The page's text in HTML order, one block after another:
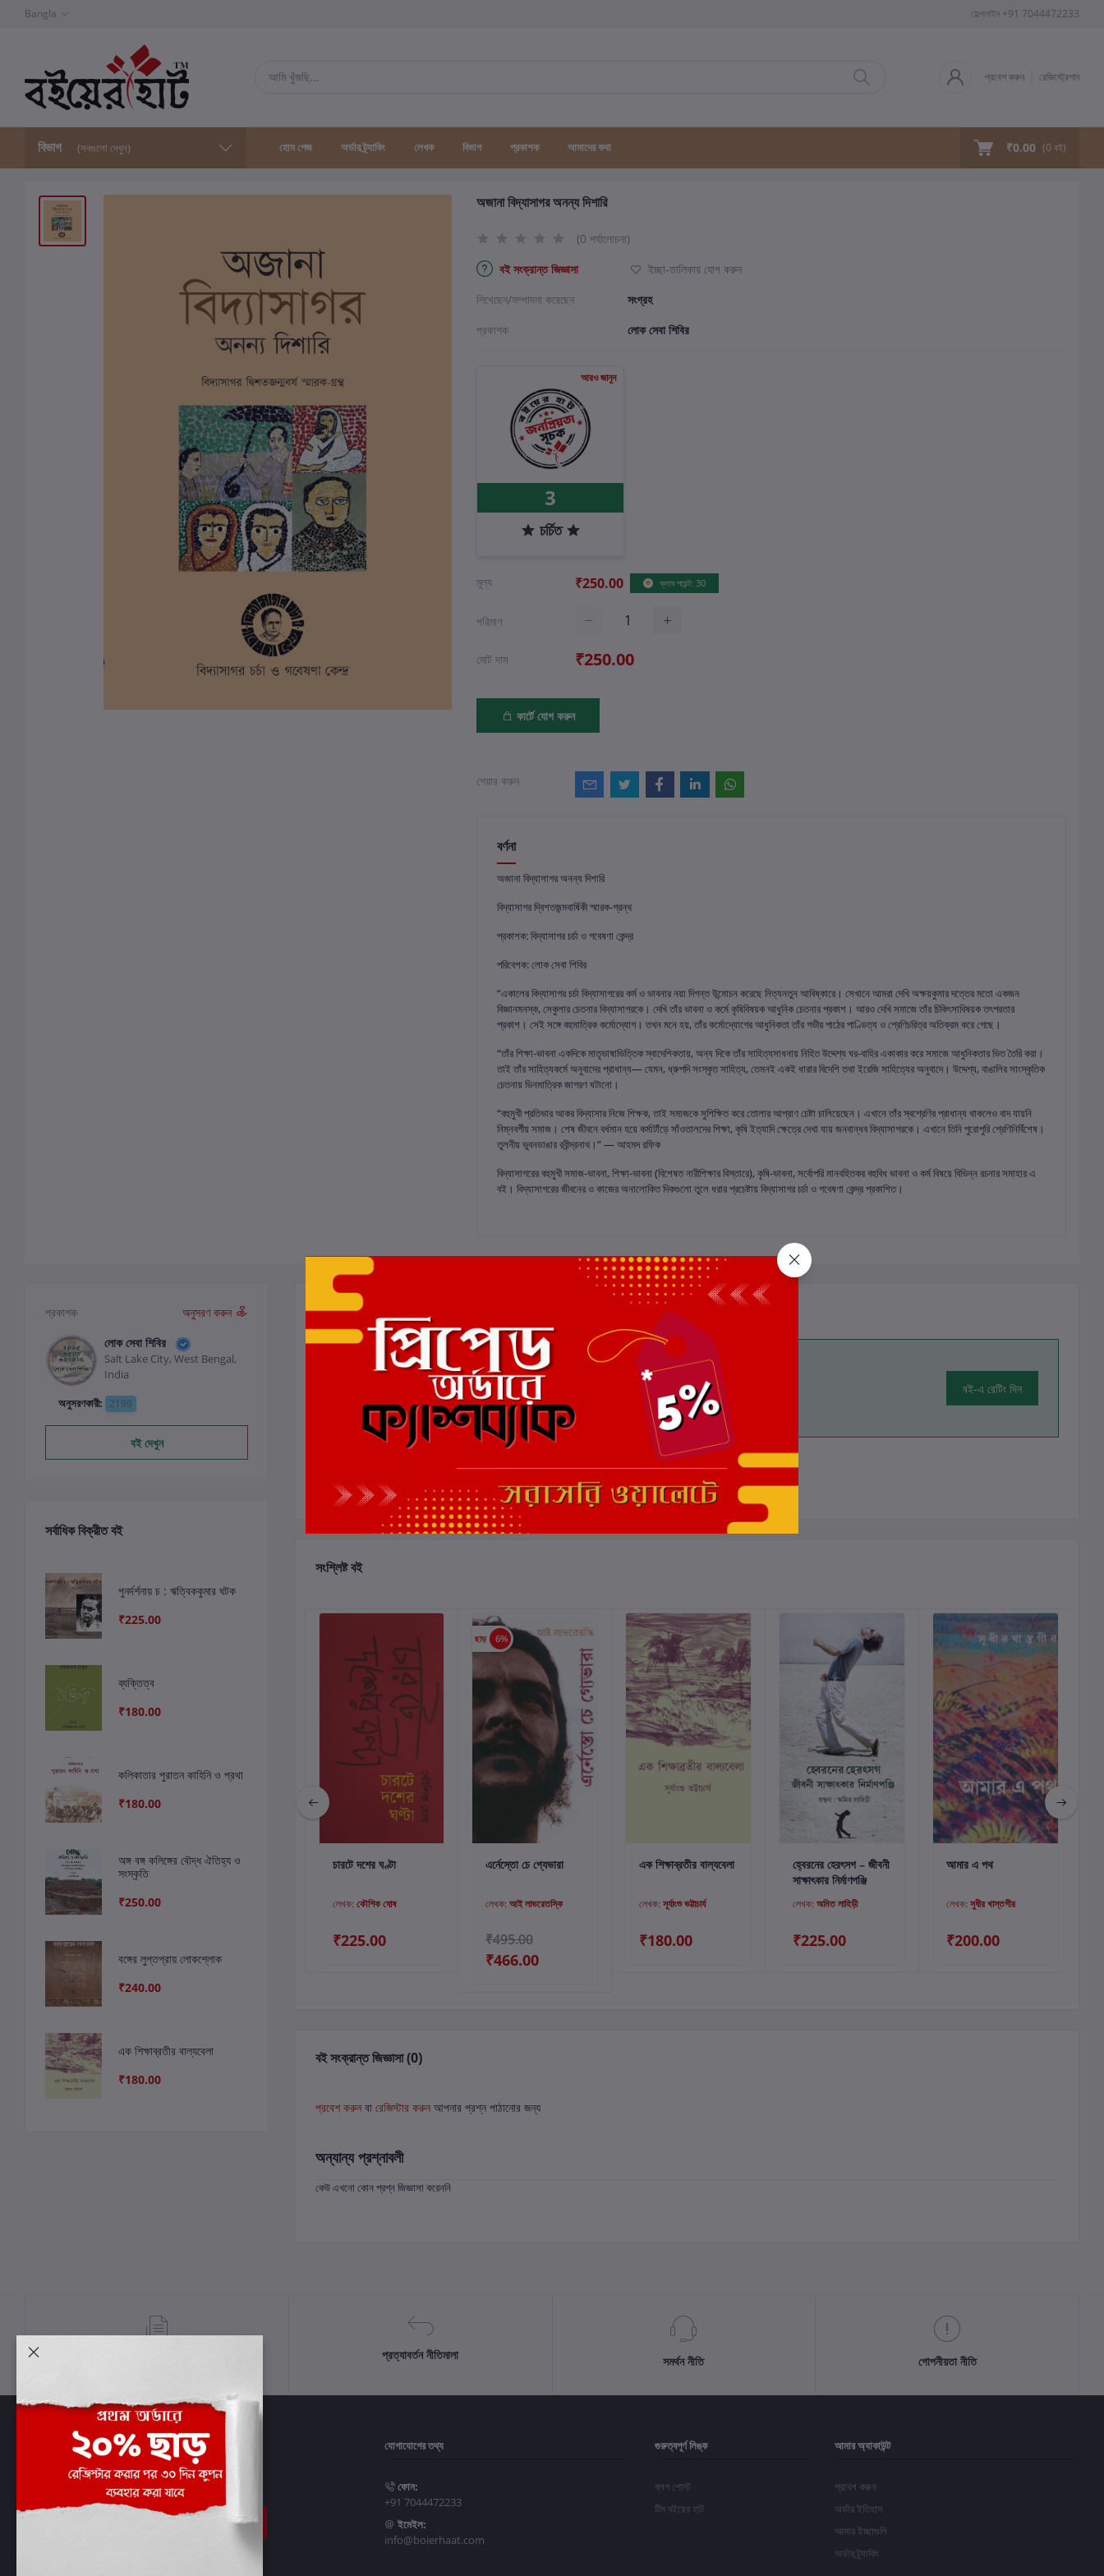
Bangla হেল্পলাইন +91 7044472233
প্রবেশ করুন রেজিস্ট্রেশান
বিভাগ (সবগুলো দেখুন) হোম পেজ অর্ডার ট্র্যাকিং লেখক বিভাগ প্রকাশক আমাদের কথা ₹0.00 (0 বই)
অজানা বিদ্যাসাগর অনন্য দিশারি
(0 পর্যালোচনা)
বই সংক্রান্ত জিজ্ঞাসা
ইচ্ছা-তালিকায় যোগ করুন
লিখেছেন/সম্পাদনা করেছেন
সংগ্রহ
প্রকাশক
লোক সেবা শিবির
আরও জানুন
3
চর্চিত
মূল্য ₹250.00 ক্লাব পয়েন্ট: 30
পরিমাণ
মোট দাম ₹250.00
কার্টে যোগ করুন
শেয়ার করুন
বর্ণনা
অজানা বিদ্যাসাগর অনন্য দিশারি
বিদ্যাসাগর দ্বিশতজন্মবার্ষিকী স্মারক-গ্রন্থ
প্রকাশক: বিদ্যাসাগর চর্চা ও গবেষণা কেন্দ্র
পরিবেশক: লোক সেবা শিবির
“একালের বিদ্যাসাগর চর্চা বিদ্যাসাগরের কর্ম ও ভাবনার নয়া দিগন্ত উন্মোচন করেছে নিত্যনতুন আবিষ্কারে। সেখানে আমরা দেখি অক্ষয়কুমার দত্তের মতো একজন
বিজ্ঞানমনস্ক, সেকুলার চেতনার বিদ্যাসাগরকে। দেখি তাঁর ভাবনা ও কর্মে কৃষিবিষয়ক আধুনিক চেতনার প্রকাশ। আরও দেখি সমাজে তাঁর চিকিৎসাবিষয়ক তৎপরতার
প্রকাশ। সেই সঙ্গে বহুমাত্রিক কর্মোদ্যোগ। তখন মনে হয়, তাঁর কর্মোদ্যোগের আধুনিকতা তাঁর গভীর পাঠের পাণ্ডিত্য ও শ্রেণিচরিত্র অতিক্রম করে গেছে।
“তাঁর শিক্ষা-ভাবনা একদিকে মাতৃভাষাভিত্তিক স্বাদেশিকতায়, অন্য দিকে তাঁর সাহিত্যসাধনায় নিহিত উদ্দেশ্য ঘর-বাহির একাকার করে সমাজে আধুনিকতার ভিত তৈরি করা।
তাই তাঁর সাহিত্যকর্মে অনুবাদের প্রাধান্য— যেমন, ধ্রুপদি সংস্কৃত সাহিত্য, তেমনই একই ধারার বিদেশি তথা ইরেজি সাহিত্যের অনুবাদে। উদ্দেশ্য, বাঙালির সাংস্কৃতিক
চেতনায় ভিনমাত্রিক জাগরণ ঘটানো।
“বহুমুখী প্রতিভার আকর বিদ্যাসার নিজে শিক্ষক, তাই সমাজকে সুশিক্ষিত করে তোলার আপ্রাণ চেষ্টা চালিয়েছেন। এখানে তাঁর স্বশ্রেণির প্রাধান্য থাকলেও বাদ যায়নি
নিম্নবর্গীয় সমাজ। শেষ জীবনে বর্ধমান হয়ে কর্মাটাঁড়ে সাঁওতালদের শিক্ষা, কৃষি ইত্যাদি ক্ষেত্রে দেখা যায় জনবান্ধব বিদ্যাসাগরকে। এখানে তিনি পুরোপুরি শ্রেণিনির্বিশেষ।
তুলনীয় ভুবনডাঙার রবীন্দ্রনাথ।” — আহমদ রফিক
বিদ্যাসাগরের বহুমুখী সমাজ-ভাবনা, শিক্ষা-ভাবনা (বিশেষত নারীশিক্ষার বিস্তারে), কৃষি-ভাবনা, সর্বোপরি মানবহিতকর বহুবিধ ভাবনা ও কর্ম বিষয়ে বিভিন্ন রচনার সমাহার এ
বই। বিদ্যাসাগরের জীবনের ও কাজের অনালোকিত দিকগুলো তুলে ধরার প্রচেষ্টায় বিদ্যাসাগর চর্চা ও গবেষণা কেন্দ্র প্রকাশিত।
প্রকাশক
অনুসরণ করুন
লোক সেবা শিবির
Salt Lake City, West Bengal,
India
অনুসরণকারী: 2199
বই দেখুন
সর্বাধিক বিক্রীত বই
পুনর্দর্শনায় চ : ঋত্বিককুমার ঘটক
₹225.00
ব্যক্তিত্ব
₹180.00
কলিকাতার পুরাতন কাহিনি ও প্রথা
₹180.00
অঙ্গ বঙ্গ কলিঙ্গের বৌদ্ধ ঐতিহ্য ও
সংস্কৃতি
₹250.00
বঙ্গের লুপ্তপ্রায় লোকশ্লোক
₹240.00
এক শিক্ষাব্রতীর বাল্যবেলা
₹180.00
পর্যালোচনা ও রেটিং
(0 পর্যালোচনা) বই-এ রেটিং দিন
এই বইয়ের জন্য এখনও কোন পর্যালোচনা নেই
সংশ্লিষ্ট বই
6%
কার্টে যোগ করুন
রৌদ্রের পালক :
উৎপলকুমার বসুর জীবন ও
কবিতা
লেখক:শিবশঙ্কর পাল
₹360.00
₹339.00
কার্টে যোগ করুন
সজ্জাদ জহির : প্রগতির
কার্টে যোগ করুন
চারটে দশের ঘণ্টা
লেখক: কৌশিক ঘোষ
₹225.00
ছাড় 6%
কার্টে যোগ করুন
এর্নেস্তো চে গ্যেভারা
লেখক: আই লাভরেতস্কি
₹495.00
₹466.00
কার্টে যোগ করুন
এক শিক্ষাব্রতীর বাল্যবেলা
লেখক: সূর্যাংশু ভট্টাচার্য
₹180.00
কার্টে যোগ করুন
হ্বেরনের হেরৎসগ – জীবনী
সাক্ষাৎকার নির্মাণপঞ্জি
লেখক: অমিত লাহিড়ী
₹225.00
কার্টে যোগ করুন
আমার এ পথ
লেখক: সুধীর খাস্তগীর
₹200.00
বই সংক্রান্ত জিজ্ঞাসা (0)
প্রবেশ করুন বা রেজিস্টার করুন আপনার প্রশ্ন পাঠানোর জন্য
অন্যান্য প্রশ্নাবলী
কেউ এখনো কোন প্রশ্ন জিজ্ঞাসা করেননি
প্রত্যাবর্তন নীতিমালা সমর্থন নীতি গোপনীয়তা নীতি
সাবস্ক্রাইব
যোগাযোগের তথ্য
ফোন:
+91 7044472233
ইমেইল:
info@boierhaat.com
গুরুত্বপূর্ণ লিঙ্ক
ব্লগ পোস্ট
টিম বইয়ের হাট
আমার অ্যাকাউন্ট
প্রবেশ করুন
অর্ডার ইতিহাস
আমার ইচ্ছাগুলি
অর্ডার ট্র্যাকিং